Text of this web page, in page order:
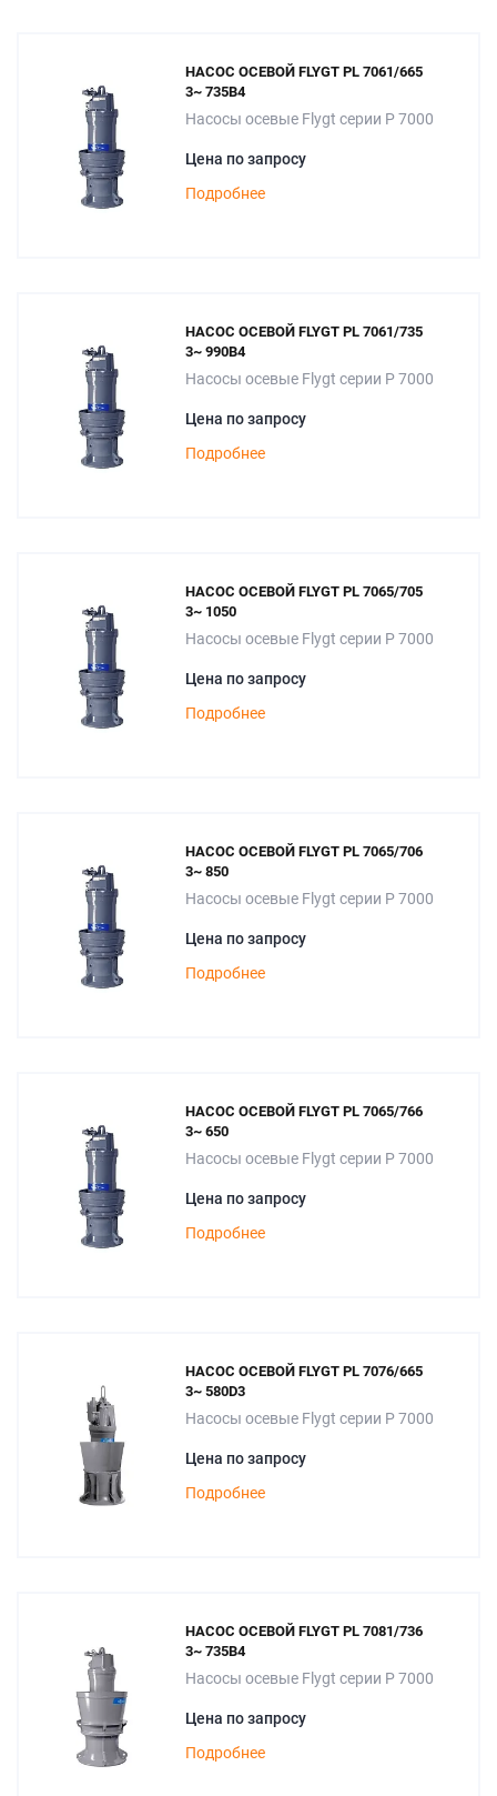
НАСОС ОСЕВОЙ FLYGT PL 7061/665
3~ 735B4
Насосы осевые Flygt серии P 7000
Цена по запросу
Подробнее
НАСОС ОСЕВОЙ FLYGT PL 7061/735
3~ 990B4
Насосы осевые Flygt серии P 7000
Цена по запросу
Подробнее
НАСОС ОСЕВОЙ FLYGT PL 7065/705
3~ 1050
Насосы осевые Flygt серии P 7000
Цена по запросу
Подробнее
НАСОС ОСЕВОЙ FLYGT PL 7065/706
3~ 850
Насосы осевые Flygt серии P 7000
Цена по запросу
Подробнее
НАСОС ОСЕВОЙ FLYGT PL 7065/766
3~ 650
Насосы осевые Flygt серии P 7000
Цена по запросу
Подробнее
НАСОС ОСЕВОЙ FLYGT PL 7076/665
3~ 580D3
Насосы осевые Flygt серии P 7000
Цена по запросу
Подробнее
НАСОС ОСЕВОЙ FLYGT PL 7081/736
3~ 735B4
Насосы осевые Flygt серии P 7000
Цена по запросу
Подробнее